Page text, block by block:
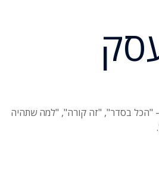
– "הכל בסדר", "זה קורה", "למה שתהיה